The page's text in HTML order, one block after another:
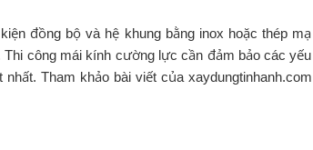
đồng bộ và hệ khung bằng inox hoặc thép mạ
công mái kính cường lực cần đảm bảo các yếu
Tham khảo bài viết của xaydungtinhanh.com